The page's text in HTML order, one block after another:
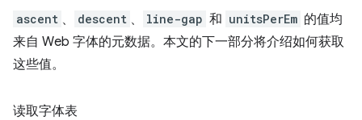
ascent 、 descent 、 line-gap 和 unitsPerEm 的值均
来自 Web 字体的元数据。本文的下一部分将介绍如何获取
这些值。
读取字体表